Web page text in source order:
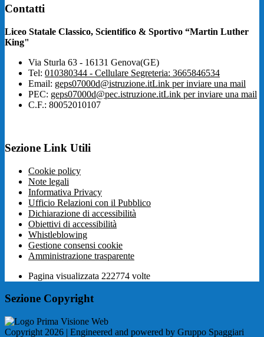
Contatti
Liceo Statale Classico, Scientifico & Sportivo “Martin Luther
King"
Via Sturla 63 - 16131 Genova(GE)
Tel: 010380344 - Cellulare Segreteria: 3665846534
Email: geps07000d@istruzione.itLink per inviare una mail
PEC: geps07000d@pec.istruzione.itLink per inviare una mail
C.F.: 80052010107
Sezione Link Utili
Cookie policy
Note legali
Informativa Privacy
Ufficio Relazioni con il Pubblico
Dichiarazione di accessibilità
Obiettivi di accessibilità
Whistleblowing
Gestione consensi cookie
Amministrazione trasparente
Pagina visualizzata 222774 volte
Sezione Copyright
Copyright 2026 | Engineered and powered by Gruppo Spaggiari